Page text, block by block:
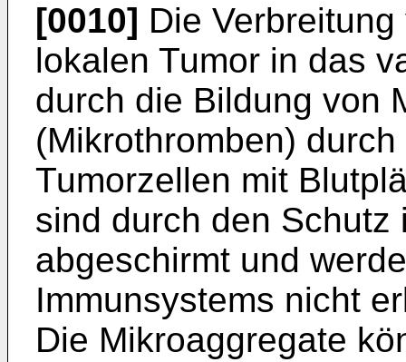
[0010] Die
lokalen Tumor in das
durch die Bildung von
(Mikrothromben)
Tumorzellen mit
sind durch den Schutz
abgeschirmt und
Immunsystems nicht
Die Mikroaggregate